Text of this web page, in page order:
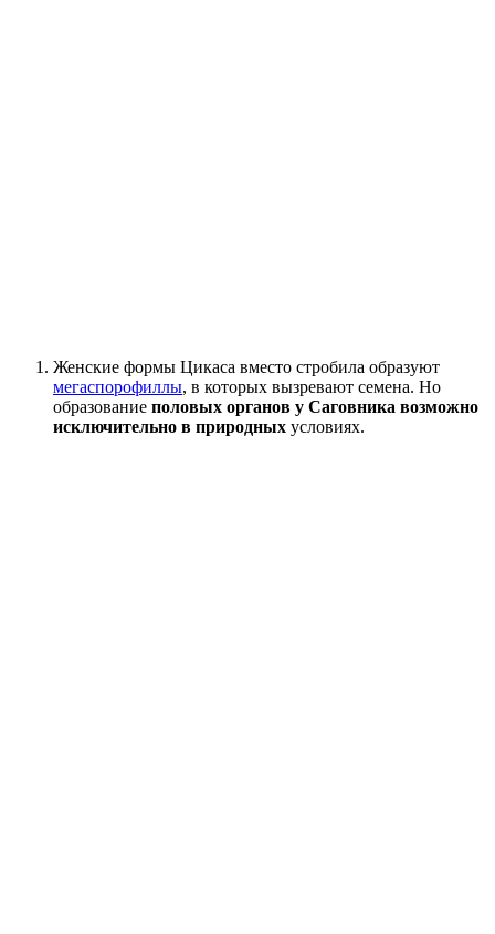
Женские формы Цикаса вместо стробила образуют
мегаспорофиллы, в которых вызревают семена. Но
образование половых органов у Саговника возможно
исключительно в природных условиях.